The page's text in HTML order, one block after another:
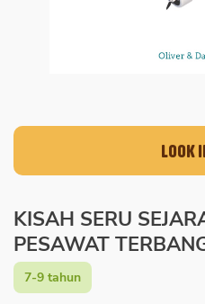
LOOK
KISAH SERU
PESAWAT
7-9 tahun